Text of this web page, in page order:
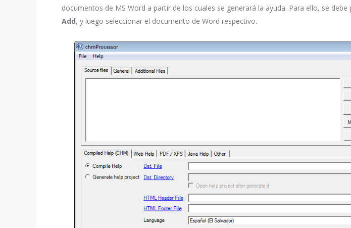
documentos de MS Word a partir de los cuales se generará la ayuda. Para ello, se
Add, y luego seleccionar el documento de Word respectivo.